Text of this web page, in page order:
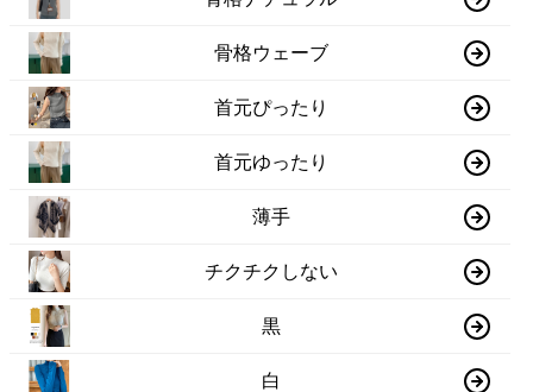
骨格ウェーブ
首元ぴったり
首元ゆったり
薄手
チクチクしない
黒
白